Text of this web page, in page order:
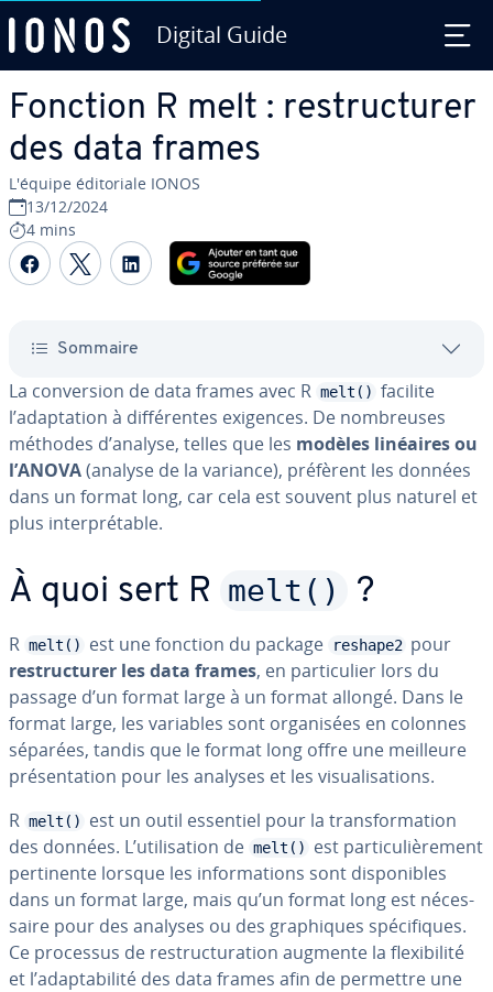
Digital Guide
Fonction R melt : res­truc­tu­rer
des data frames
L'équipe édi­to­riale IONOS
13/12/2024
4 mins
Partager sur Facebook
Partager sur Twitter
Partager sur LinkedIn
Sommaire
La con­ver­sion de data frames avec R melt() facilite
l’adap­ta­tion à dif­fé­rentes exigences. De nom­breuses
méthodes d’analyse, telles que les modèles linéaires ou
l’ANOVA(analyse de la variance), préfèrent les données
dans un format long, car cela est souvent plus naturel et
plus in­ter­pré­table.
À quoi sert R melt() ?
R melt() est une fonction du package reshape2 pour
res­truc­tu­rer les data frames, en par­ti­cu­lier lors du
passage d’un format large à un format allongé. Dans le
format large, les variables sont or­ga­ni­sées en colonnes
séparées, tandis que le format long offre une meilleure
pré­sen­ta­tion pour les analyses et les vi­sua­li­sa­tions.
R melt()
est un outil essentiel pour la trans­for­ma­tion
des données. L’uti­li­sa­tion de melt()
est par­ti­cu­liè­re­ment
per­ti­nente lorsque les in­for­ma­tions sont dis­po­nibles
dans un format large, mais qu’un format long est né­ces­
saire pour des analyses ou des gra­phiques spé­ci­fiques.
Ce processus de res­truc­tu­ra­tion augmente la flexi­bi­lité
et l’adap­ta­bi­lité des data frames afin de permettre une